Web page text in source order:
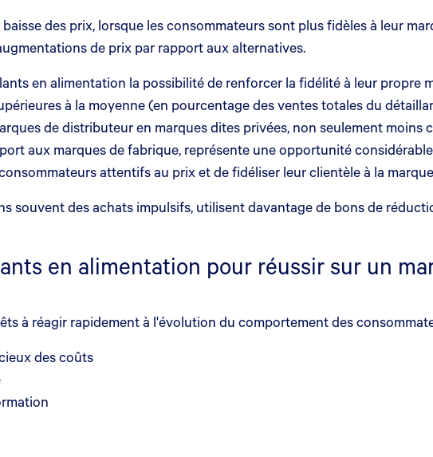
des prix, lorsque les consommateurs sont plus fidèles à leur
de prix par rapport aux alternatives.
en alimentation la possibilité de renforcer la fidélité à leur propre
à la moyenne (en pourcentage des ventes totales du
de distributeur en marques dites privées, non seulement moins
aux marques de fabrique, représente une opportunité
attentifs au prix et de fidéliser leur clientèle à la
souvent des achats impulsifs, utilisent davantage de bons de
en alimentation pour réussir sur un
à réagir rapidement à l'évolution du comportement des
des coûts